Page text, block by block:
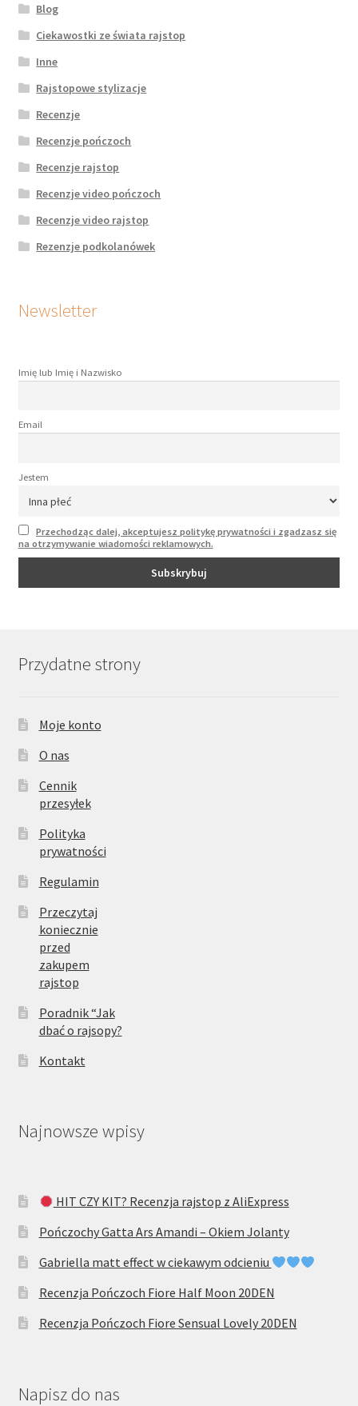
Blog
Ciekawostki ze świata rajstop
Inne
Rajstopowe stylizacje
Recenzje
Recenzje pończoch
Recenzje rajstop
Recenzje video pończoch
Recenzje video rajstop
Rezenzje podkolanówek
Newsletter
Imię lub Imię i Nazwisko
Email
Jestem
Przechodząc dalej, akceptujesz politykę prywatności i zgadzasz się
na otrzymywanie wiadomości reklamowych.
Przydatne strony
Moje konto
O nas
Cennik
przesyłek
Polityka
prywatności
Regulamin
Przeczytaj
koniecznie
przed
zakupem
rajstop
Poradnik “Jak
dbać o rajsopy?
Kontakt
Najnowsze wpisy
HIT CZY KIT? Recenzja rajstop z AliExpress
Pończochy Gatta Ars Amandi – Okiem Jolanty
Gabriella matt effect w ciekawym odcieniu
Recenzja Pończoch Fiore Half Moon 20DEN
Recenzja Pończoch Fiore Sensual Lovely 20DEN
Napisz do nas